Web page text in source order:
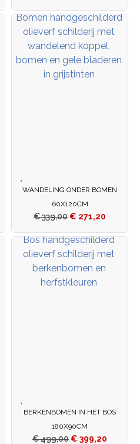
WANDELING ONDER BOMEN
60X120CM
€339,00 € 271,20
BERKENBOMEN IN HET BOS
180X90CM
€499,00 € 399,20